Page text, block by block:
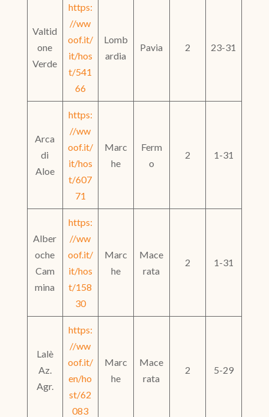
Valtid
one
Verde
https:
//ww
oof.it/
it/hos
t/541
66
Lomb
ardia
Pavia 2 23-31
Arca
di
Aloe
https:
//ww
oof.it/
it/hos
t/607
71
Marc
he
Ferm
o
2 1-31
Alber
oche
Cam
mina
https:
//ww
oof.it/
it/hos
t/158
30
Marc
he
Mace
rata
2 1-31
Lalè
Az.
Agr.
https:
//ww
oof.it/
en/ho
st/62
083
Marc
he
Mace
rata
2 5-29